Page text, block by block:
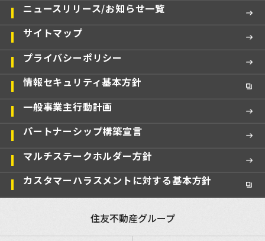
ニュースリリース/お知らせ一覧
サイトマップ
プライバシーポリシー
情報セキュリティ基本方針
一般事業主行動計画
パートナーシップ構築宣言
マルチステークホルダー方針
カスタマーハラスメントに対する基本方針
住友不動産グループ